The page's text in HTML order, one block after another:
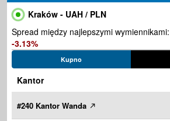
Kraków - UAH / PLN
Spread między najlepszymi wymiennikami:
-3.13%
Kupno
Kantor
#240 Kantor Wanda